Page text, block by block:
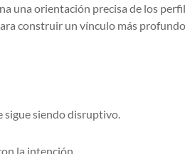
una orientación precisa de los
construir un vínculo más
siendo disruptivo.
la intención.